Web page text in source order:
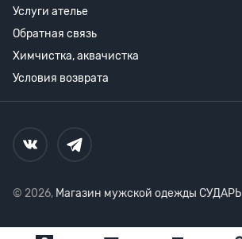
Услуги ателье
Обратная связь
Химчистка, аквачистка
Условия возврата
© 2026, Магазин мужской одежды СУДАРЬ